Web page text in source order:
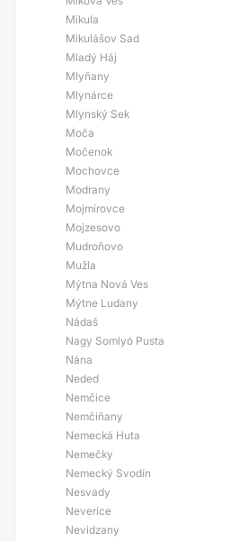
Mikula
Mikulášov Sad
Mladý Háj
Mlyňany
Mlynárce
Mlynský Sek
Moča
Močenok
Mochovce
Modrany
Mojmírovce
Mojzesovo
Mudroňovo
Mužla
Mýtna Nová Ves
Mýtne Ludany
Nádaš
Nagy Somlyó Pusta
Nána
Neded
Nemčice
Nemčiňany
Nemecká Huta
Nemečky
Nemecký Svodín
Nesvady
Neverice
Nevidzany